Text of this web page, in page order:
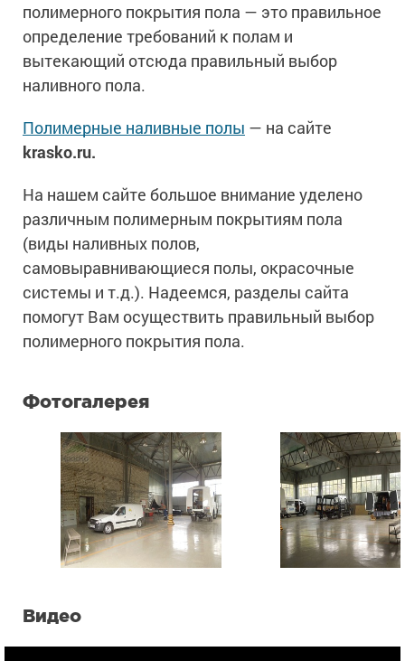
полимерного покрытия пола — это правильное
определение требований к полам и
вытекающий отсюда правильный выбор
наливного пола.
Полимерные наливные полы — на сайте
krasko.ru.
На нашем сайте большое внимание уделено
различным полимерным покрытиям пола
(виды наливных полов,
самовыравнивающиеся полы, окрасочные
системы и т.д.). Надеемся, разделы сайта
помогут Вам осуществить правильный выбор
полимерного покрытия пола.
Фотогалерея
Видео